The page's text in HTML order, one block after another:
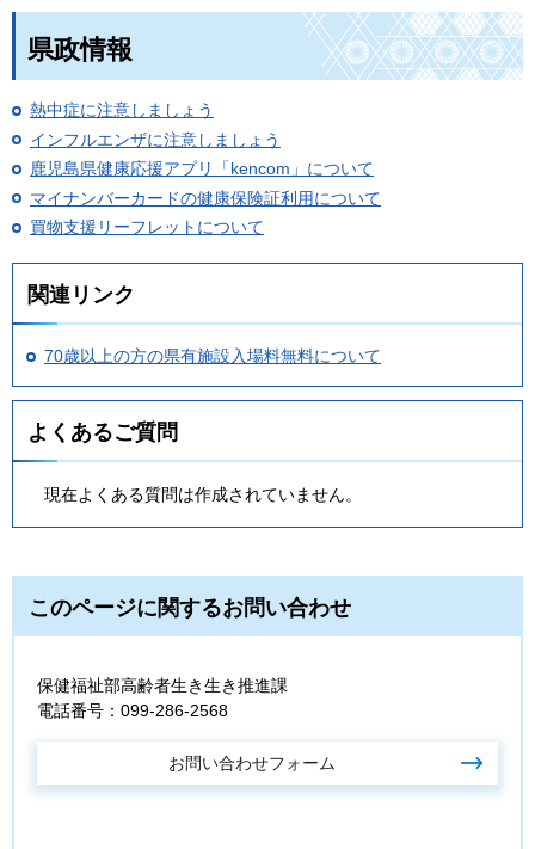
県政情報
熱中症に注意しましょう
インフルエンザに注意しましょう
鹿児島県健康応援アプリ「kencom」について
マイナンバーカードの健康保険証利用について
買物支援リーフレットについて
関連リンク
70歳以上の方の県有施設入場料無料について
よくあるご質問
現在よくある質問は作成されていません。
このページに関するお問い合わせ
保健福祉部高齢者生き生き推進課
電話番号：099-286-2568